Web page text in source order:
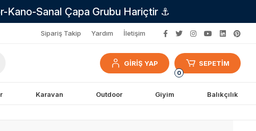
Sanal Çapa Grubu Hariçtir ⚓
Sipariş Takip Yardım İletişim
GİRİŞ YAP
0
SEPETİM
Karavan Outdoor Giyim Balıkçılık